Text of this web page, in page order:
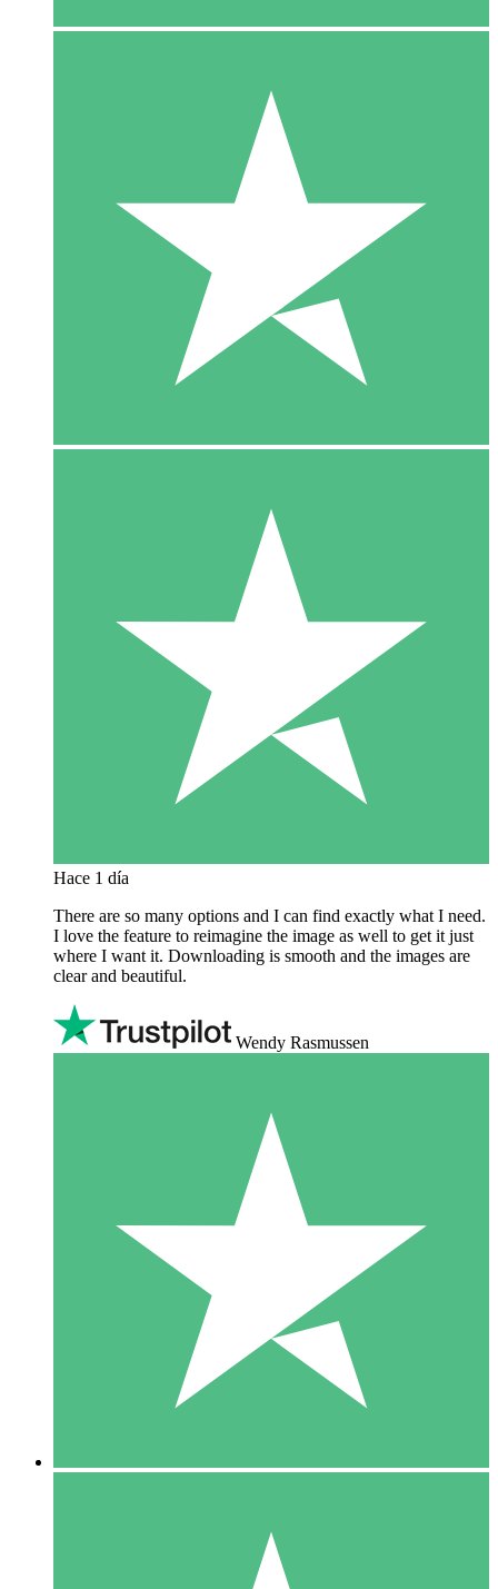
Hace 1 día
There are so many options and I can find exactly what I need.
I love the feature to reimagine the image as well to get it just
where I want it. Downloading is smooth and the images are
clear and beautiful.
Wendy Rasmussen